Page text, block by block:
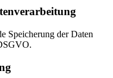
Speicherung der Daten